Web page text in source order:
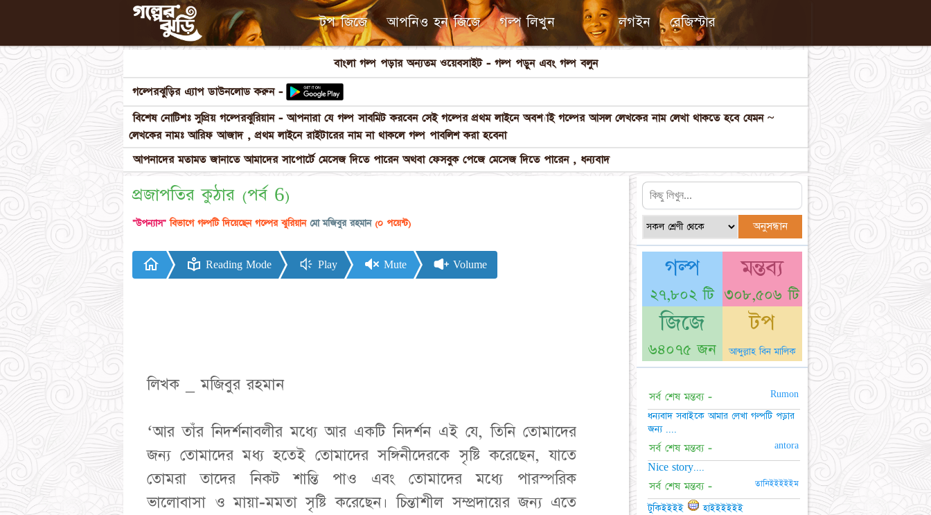
টপ জিজে আপনিও হন জিজে গল্প লিখুন লগইন রেজিস্টার
বাংলা গল্প পড়ার অন্যতম ওয়েবসাইট - গল্প পড়ুন এবং গল্প বলুন
গল্পেরঝুড়ির এ্যাপ ডাউনলোড করুন -
বিশেষ নোটিশঃ সুপ্রিয় গল্পেরঝুরিয়ান - আপনারা যে গল্প সাবমিট করবেন সেই গল্পের প্রথম লাইনে অবশ্যাই গল্পের আসল লেখকের নাম লেখা থাকতে হবে যেমন ~
লেখকের নামঃ আরিফ আজাদ , প্রথম লাইনে রাইটারের নাম না থাকলে গল্প পাবলিশ করা হবেনা
আপনাদের মতামত জানাতে আমাদের সাপোর্টে মেসেজ দিতে পারেন অথবা ফেসবুক পেজে মেসেজ দিতে পারেন , ধন্যবাদ
প্রজাপতির কুঠার (পর্ব 6)
"উপন্যাস" বিভাগে গল্পটি দিয়েছেন গল্পের ঝুরিয়ান মো মজিবুর রহমান (০ পয়েন্ট)
Reading Mode Play Mute Volume
লিখক _ মজিবুর রহমান
‘আর তাঁর নিদর্শনাবলীর মধ্যে আর একটি নিদর্শন এই যে, তিনি তোমাদের
জন্য তোমাদের মধ্য হতেই তোমাদের সঙ্গিনীদেরকে সৃষ্টি করেছেন, যাতে
তোমরা তাদের নিকট শান্তি পাও এবং তোমাদের মধ্যে পারস্পরিক
ভালোবাসা ও মায়া-মমতা সৃষ্টি করেছেন। চিন্তাশীল সম্প্রদায়ের জন্য এতে
গল্প
২৭,৮০২ টি
মন্তব্য
৩০৮,৫০৬ টি
জিজে
৬৪০৭৫ জন
টপ
আব্দুল্লাহ বিন মালিক
সর্ব শেষ মন্তব্য - Rumon
ধন্যবাদ সবাইকে আমার লেখা গল্পটি পড়ার
জন্য ....
সর্ব শেষ মন্তব্য - antora
Nice story....
সর্ব শেষ মন্তব্য - তানিইইইইইম
টুকিইইইই
হাইইইইইই